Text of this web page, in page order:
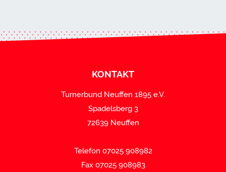
KONTAKT
Turnerbund Neuffen 1895 e.V.
Spadelsberg 3
72639 Neuffen
Telefon 07025 908982
Fax 07025 908983